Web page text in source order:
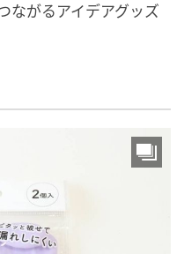
ながるアイデアグッズ